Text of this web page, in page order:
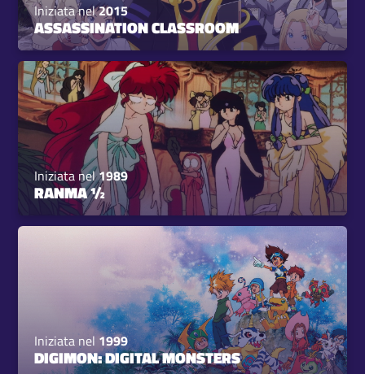
Iniziata nel2015
ASSASSINATION CLASSROOM
Iniziata nel1989
RANMA ½
Iniziata nel 1999
DIGIMON: DIGITAL MONSTERS